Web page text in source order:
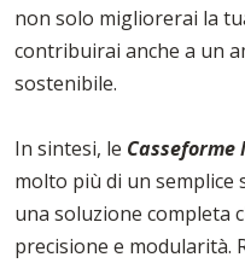
non solo migliorerai la
contribuirai anche a un
sostenibile.
In sintesi, le
molto più di un semplice
una soluzione completa
precisione e modularità.